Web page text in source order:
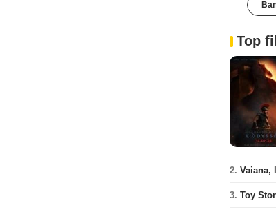
Top
2. Vaiana,
3. Toy